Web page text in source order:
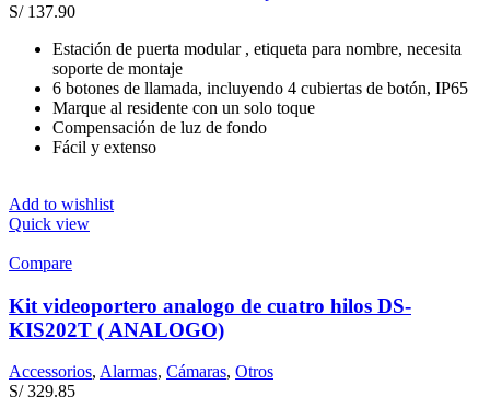
S/137.90
Estación de puerta modular , etiqueta para nombre, necesita
soporte de montaje
6 botones de llamada, incluyendo 4 cubiertas de botón, IP65
Marque al residente con un solo toque
Compensación de luz de fondo
Fácil y extenso
Add to wishlist
Quick view
Compare
Kit videoportero analogo de cuatro hilos DS-
KIS202T ( ANALOGO)
Accessorios, Alarmas, Cámaras, Otros
S/329.85